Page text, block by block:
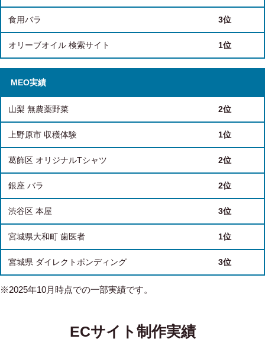
食用バラ 3位
オリーブオイル 検索サイト 1位
MEO実績
山梨 無農薬野菜 2位
上野原市 収穫体験 1位
葛飾区 オリジナルTシャツ 2位
銀座 バラ 2位
渋谷区 本屋 3位
宮城県大和町 歯医者 1位
宮城県 ダイレクトボンディング 3位
※2025年10月時点での一部実績です。
ECサイト制作実績